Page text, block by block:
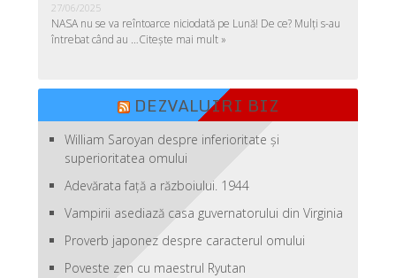
27/06/2025
NASA nu se va reîntoarce niciodată pe Lună! De ce? Mulţi s-au
întrebat când au …Citește mai mult »
DEZVALUIRI BIZ
William Saroyan despre inferioritate şi
superioritatea omului
Adevărata față a războiului. 1944
Vampirii asediază casa guvernatorului din Virginia
Proverb japonez despre caracterul omului
Poveste zen cu maestrul Ryutan